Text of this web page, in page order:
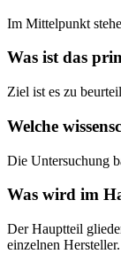
Im Mittelpunkt
Was ist das
Ziel ist es zu
Welche
Die Untersuchung
Was wird im
Der Hauptteil
einzelnen Hersteller.